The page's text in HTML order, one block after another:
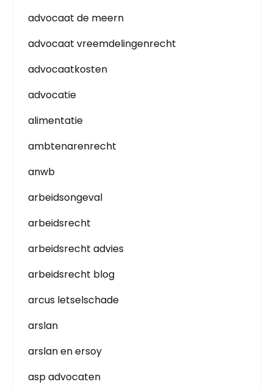
advocaat de meern
advocaat vreemdelingenrecht
advocaatkosten
advocatie
alimentatie
ambtenarenrecht
anwb
arbeidsongeval
arbeidsrecht
arbeidsrecht advies
arbeidsrecht blog
arcus letselschade
arslan
arslan en ersoy
asp advocaten